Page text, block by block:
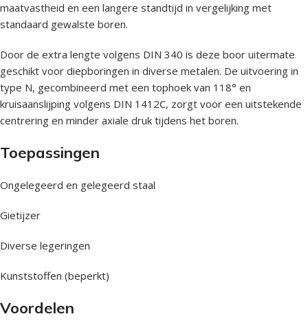
maatvastheid en een langere standtijd in vergelijking met
standaard gewalste boren.
Door de extra lengte volgens DIN 340 is deze boor uitermate
geschikt voor diepboringen in diverse metalen. De uitvoering in
type N, gecombineerd met een tophoek van 118° en
kruisaanslijping volgens DIN 1412C, zorgt voor een uitstekende
centrering en minder axiale druk tijdens het boren.
Toepassingen
Ongelegeerd en gelegeerd staal
Gietijzer
Diverse legeringen
Kunststoffen (beperkt)
Voordelen